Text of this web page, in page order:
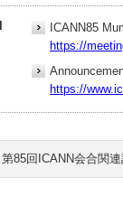
ICANN85
https://
https://
第85回ICANN会合関